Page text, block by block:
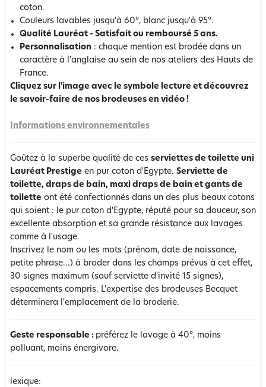
coton.
Couleurs lavables jusqu'à 60°, blanc jusqu'à 95°.
Qualité Lauréat - Satisfait ou remboursé 5 ans.
Personnalisation : chaque mention est brodée dans un
caractère à l'anglaise au sein de nos ateliers des Hauts de
France.
Cliquez sur l'image avec le symbole lecture et découvrez
le savoir-faire de nos brodeuses en vidéo !
Informations environnementales
Goûtez à la superbe qualité de ces serviettes de toilette uni
Lauréat Prestige en pur coton d'Egypte. Serviette de
toilette, draps de bain, maxi draps de bain et gants de
toilette ont été confectionnés dans un des plus beaux cotons
qui soient : le pur coton d'Egypte, réputé pour sa douceur, son
excellente absorption et sa grande résistance aux lavages
comme à l'usage.
Inscrivez le nom ou les mots (prénom, date de naissance,
petite phrase...) à broder dans les champs prévus à cet effet,
30 signes maximum (sauf serviette d'invité 15 signes),
espacements compris. L'expertise des brodeuses Becquet
déterminera l'emplacement de la broderie.
Geste responsable : préférez le lavage à 40°, moins
polluant, moins énergivore.
lexique: